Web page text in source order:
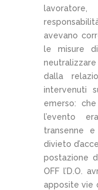
avevano
le misure
dalla
intervenuti
emerso:
l’evento
transenne
divieto
postazione
OFF l’D.O.
apposite vie